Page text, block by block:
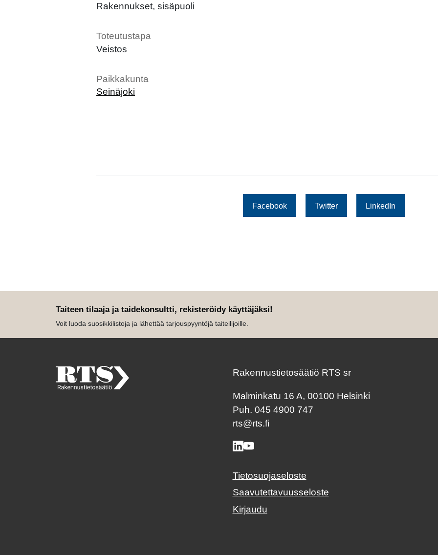
Rakennukset, sisäpuoli
Toteutustapa
Veistos
Paikkakunta
Seinäjoki
Facebook Twitter LinkedIn
Taiteen tilaaja ja taidekonsultti, rekisteröidy käyttäjäksi!
Voit luoda suosikkilistoja ja lähettää tarjouspyyntöjä taiteilijoille.
Rakennustietosäätiö RTS sr
Malminkatu 16 A, 00100 Helsinki
Puh. 045 4900 747
rts@rts.fi
Tietosuojaseloste
Saavutettavuusseloste
Kirjaudu